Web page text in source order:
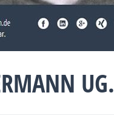
UG.